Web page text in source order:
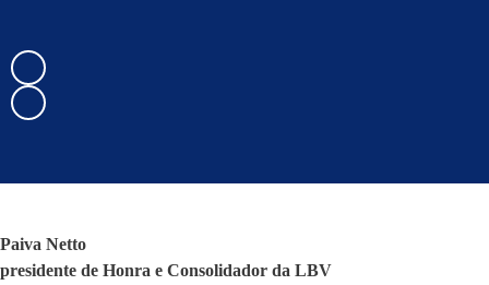
Paiva Netto
presidente de Honra e Consolidador da LBV